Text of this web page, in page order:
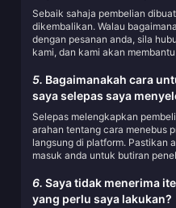
Sebaik sahaja pembelian
dikembalikan. Walau
dengan pesanan anda, sila
kami, dan kami akan
5. Bagaimanakah cara
saya selepas saya
Selepas melengkapkan
arahan tentang cara menebus
langsung di platform. Pastikan
masuk anda untuk butiran
6. Saya tidak menerima
yang perlu saya lakukan?